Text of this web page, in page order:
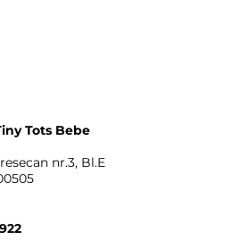
Tots Bebe
nr.3, Bl.E